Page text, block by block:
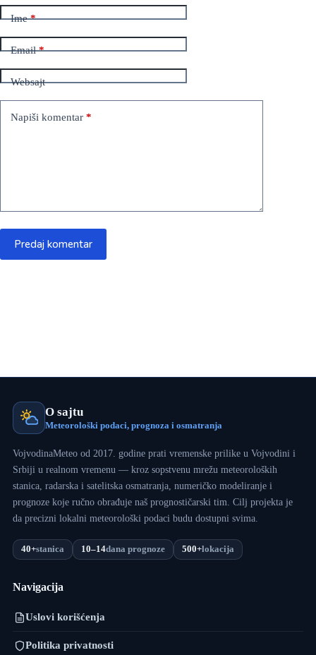
Ime*
Email*
Websajt
Napiši komentar *
Predaj komentar
O sajtu
Meteorološki podaci, prognoza i osmatranja
VojvodinaMeteo od 2017. godine prati vremenske prilike u Vojvodini i
Srbiji u realnom vremenu — kroz sopstvenu mrežu meteoroloških
stanica, radarska i satelitska osmatranja, numeričko modeliranje i
prognoze koje ručno obrađuje naš prognostičarski tim. Cilj projekta je
da precizni lokalni meteorološki podaci budu dostupni svima.
40+stanica 10–14dana prognoze 500+lokacija
Navigacija
Uslovi korišćenja
Politika privatnosti